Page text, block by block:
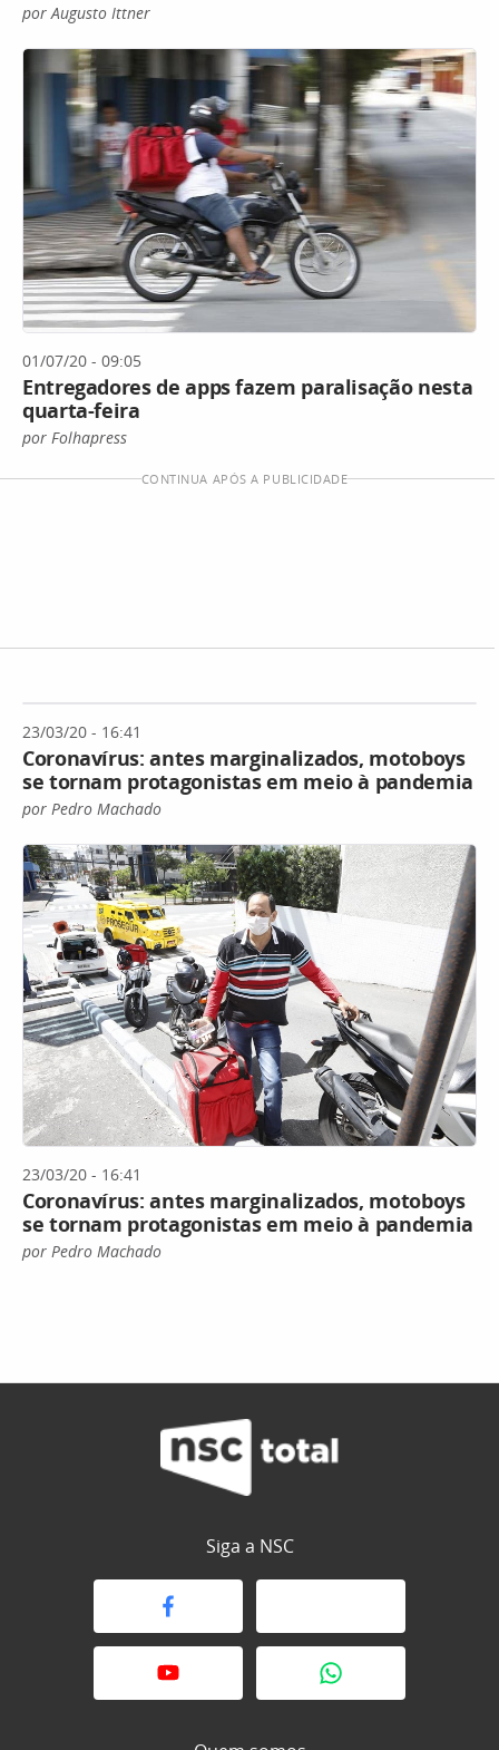
por Augusto Ittner
01/07/20 - 09:05
Entregadores de apps fazem paralisação nesta
quarta-feira
por Folhapress
CONTINUA APÓS A PUBLICIDADE
23/03/20 - 16:41
Coronavírus: antes marginalizados, motoboys
se tornam protagonistas em meio à pandemia
por Pedro Machado
23/03/20 - 16:41
Coronavírus: antes marginalizados, motoboys
se tornam protagonistas em meio à pandemia
por Pedro Machado
Siga a NSC